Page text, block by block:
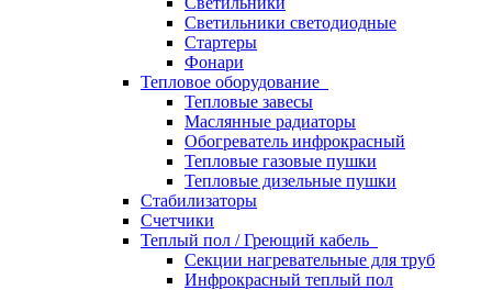
Светильники светодиодные
Стартеры
Фонари
Тепловое оборудование
Тепловые завесы
Маслянные радиаторы
Обогреватель инфрокрасный
Тепловые газовые пушки
Тепловые дизельные пушки
Стабилизаторы
Счетчики
Теплый пол / Греющий кабель
Секции нагревательные для труб
Инфрокрасный теплый пол